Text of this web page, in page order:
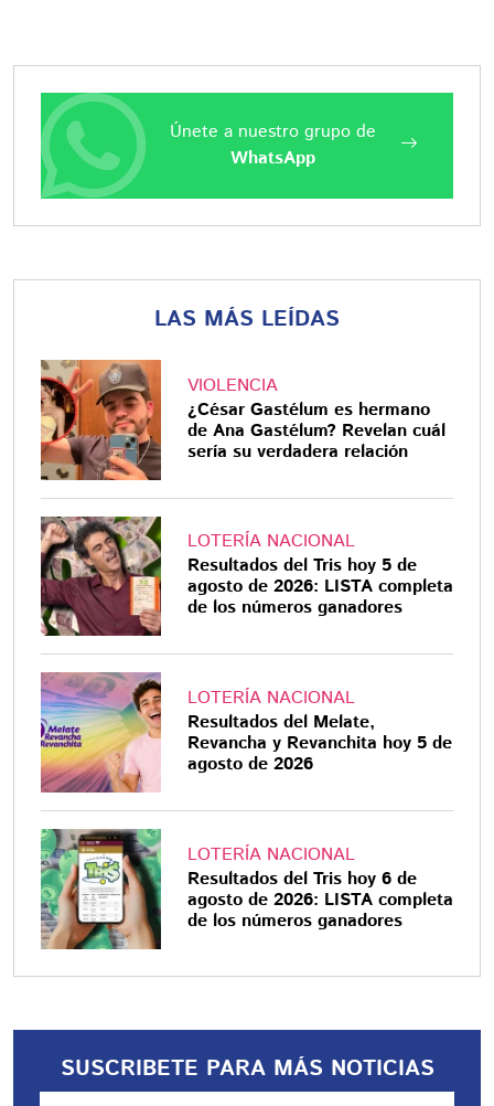
Únete a nuestro grupo de
WhatsApp
LAS MÁS LEÍDAS
VIOLENCIA
¿César Gastélum es hermano
de Ana Gastélum? Revelan cuál
sería su verdadera relación
LOTERÍA NACIONAL
Resultados del Tris hoy 5 de
agosto de 2026: LISTA completa
de los números ganadores
LOTERÍA NACIONAL
Resultados del Melate,
Revancha y Revanchita hoy 5 de
agosto de 2026
LOTERÍA NACIONAL
Resultados del Tris hoy 6 de
agosto de 2026: LISTA completa
de los números ganadores
SUSCRIBETE PARA MÁS NOTICIAS